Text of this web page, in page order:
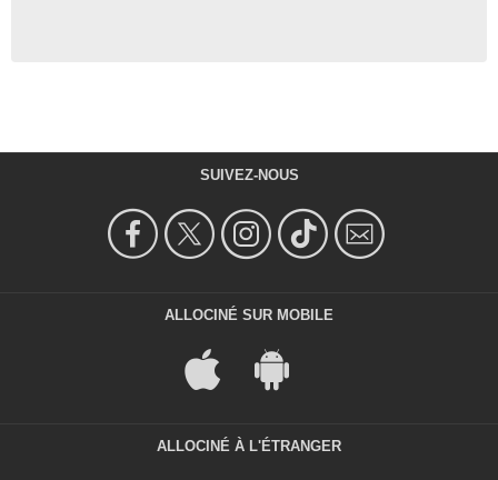
SUIVEZ-NOUS
ALLOCINÉ SUR MOBILE
ALLOCINÉ À L'ÉTRANGER